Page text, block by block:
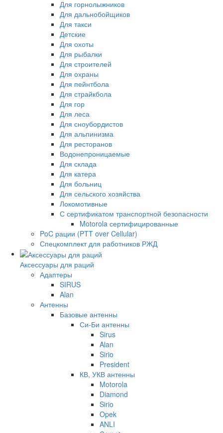
Для горнолыжников
Для дальнобойщиков
Для такси
Детские
Для охоты
Для рыбалки
Для строителей
Для охраны
Для пейнтбола
Для страйкбола
Для гор
Для леса
Для сноубордистов
Для альпинизма
Для ресторанов
Водонепроницаемые
Для склада
Для катера
Для больниц
Для сельского хозяйства
Локомотивные
С сертификатом транспортной безопасности
Motorola сертифицированные
PoC рации (PTT over Cellular)
Спецкомплект для работников РЖД
Аксессуары для раций
Адаптеры
SIRUS
Alan
Антенны
Базовые антенны
Си-Би антенны
Sirus
Alan
Sirio
President
КВ, УКВ антенны
Motorola
Diamond
Sirio
Opek
ANLI